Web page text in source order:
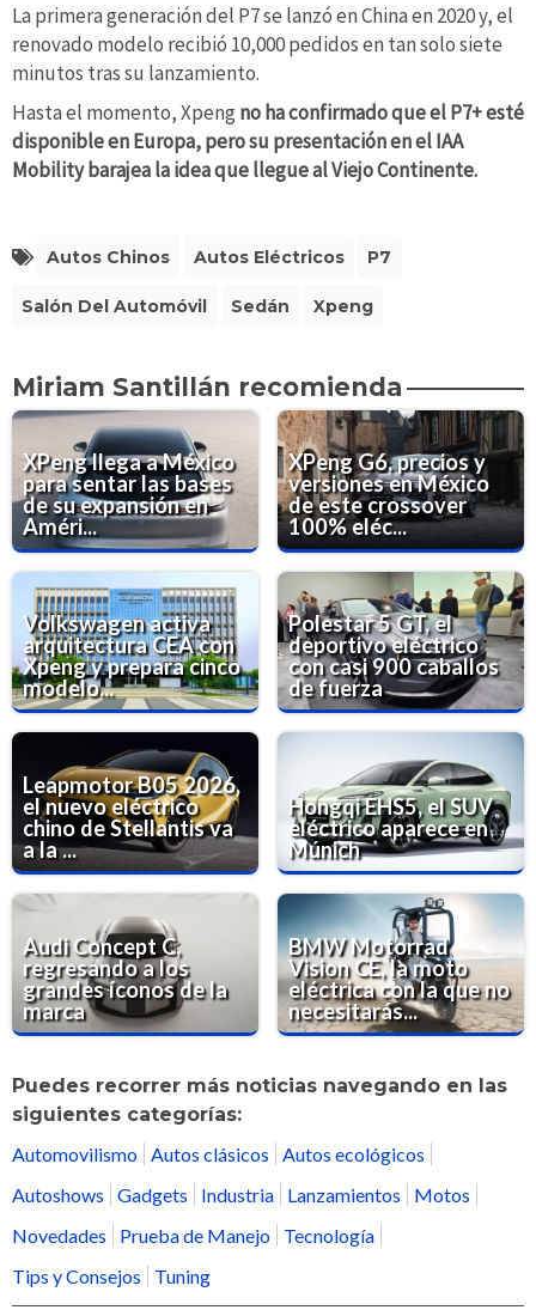
La primera generación del P7 se lanzó en China en 2020 y, el
renovado modelo recibió 10,000 pedidos en tan solo siete
minutos tras su lanzamiento.
Hasta el momento, Xpeng no ha confirmado que el P7+ esté
disponible en Europa, pero su presentación en el IAA
Mobility barajea la idea que llegue al Viejo Continente.
Autos Chinos Autos Eléctricos P7
Salón Del Automóvil Sedán Xpeng
Miriam Santillán recomienda
XPeng llega a México
para sentar las bases
de su expansión en
Améri...
XPeng G6, precios y
versiones en México
de este crossover
100% eléc...
Volkswagen activa
arquitectura CEA con
Xpeng y prepara cinco
modelo...
Polestar 5 GT, el
deportivo eléctrico
con casi 900 caballos
de fuerza
Leapmotor B05 2026,
el nuevo eléctrico
chino de Stellantis va
a la ...
Hongqi EHS5, el SUV
eléctrico aparece en
Múnich
Audi Concept C,
regresando a los
grandes íconos de la
marca
BMW Motorrad
Vision CE, la moto
eléctrica con la que no
necesitarás...
Puedes recorrer más noticias navegando en las
siguientes categorías:
Automovilismo Autos clásicos
Autos ecológicos
Autoshows
Gadgets Industria Lanzamientos
Motos
Novedades
Prueba de Manejo
Tecnología
Tips y Consejos
Tuning